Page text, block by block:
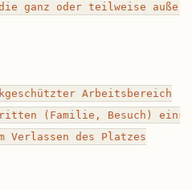
ganz oder teilweise
Arbeitsbereich
(Familie, Besuch)
Verlassen des Platzes